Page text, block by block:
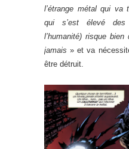
l’étrange métal qui va
qui s’est élevé
l’humanité) risque
jamais » et va
être détruit.